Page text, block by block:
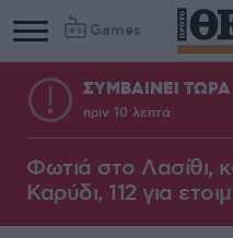
Games
ΣΥΜΒΑΙΝΕΙ ΤΩΡΑ
πριν 10 λεπτά
Φωτιά στο Λασίθι,
Καρύδι, 112 για